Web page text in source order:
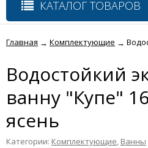
КАТАЛОГ ТОВАРОВ
Главная → Комплектующие →
Водостойкий
ванну "Купе"
ясень
Категории: Комплектующие, Ванны